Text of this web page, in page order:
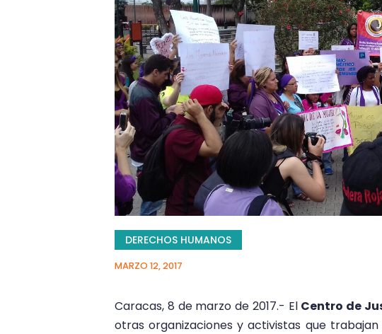
DERECHOS HUMANOS
MARZO 12, 2017
Caracas, 8 de marzo de 2017.- El Centro de
otras organizaciones y activistas que